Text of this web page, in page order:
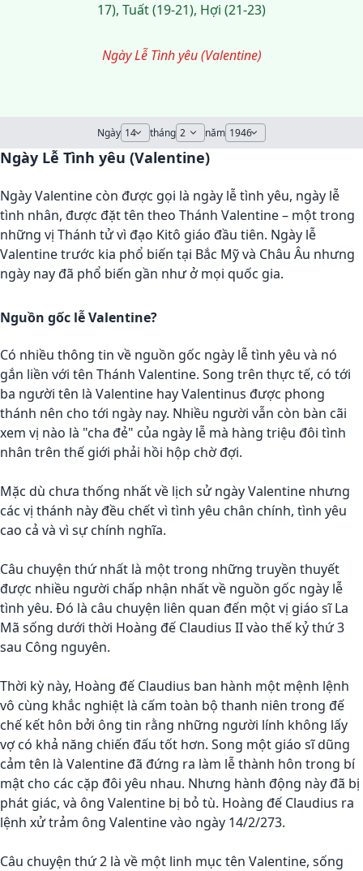
17), Tuất (19-21), Hợi (21-23)
Ngày Lễ Tình yêu (Valentine)
Ngày tháng năm
Ngày Lễ Tình yêu (Valentine)
Ngày Valentine còn được gọi là ngày lễ tình yêu, ngày lễ
tình nhân, được đặt tên theo Thánh Valentine – một trong
những vị Thánh tử vì đạo Kitô giáo đầu tiên. Ngày lễ
Valentine trước kia phổ biến tại Bắc Mỹ và Châu Âu nhưng
ngày nay đã phổ biến gần như ở mọi quốc gia.
Nguồn gốc lễ Valentine?
Có nhiều thông tin về nguồn gốc ngày lễ tình yêu và nó
gắn liền với tên Thánh Valentine. Song trên thực tế, có tới
ba người tên là Valentine hay Valentinus được phong
thánh nên cho tới ngày nay. Nhiều người vẫn còn bàn cãi
xem vị nào là "cha đẻ" của ngày lễ mà hàng triệu đôi tình
nhân trên thế giới phải hồi hộp chờ đợi.
Mặc dù chưa thống nhất về lịch sử ngày Valentine nhưng
các vị thánh này đều chết vì tình yêu chân chính, tình yêu
cao cả và vì sự chính nghĩa.
Câu chuyện thứ nhất là một trong những truyền thuyết
được nhiều người chấp nhận nhất về nguồn gốc ngày lễ
tình yêu. Đó là câu chuyện liên quan đến một vị giáo sĩ La
Mã sống dưới thời Hoàng đế Claudius II vào thế kỷ thứ 3
sau Công nguyên.
Thời kỳ này, Hoàng đế Claudius ban hành một mệnh lệnh
vô cùng khắc nghiệt là cấm toàn bộ thanh niên trong đế
chế kết hôn bởi ông tin rằng những người lính không lấy
vợ có khả năng chiến đấu tốt hơn. Song một giáo sĩ dũng
cảm tên là Valentine đã đứng ra làm lễ thành hôn trong bí
mật cho các cặp đôi yêu nhau. Nhưng hành động này đã bị
phát giác, và ông Valentine bị bỏ tù. Hoàng đế Claudius ra
lệnh xử trảm ông Valentine vào ngày 14/2/273.
Câu chuyện thứ 2 là về một linh mục tên Valentine, sống